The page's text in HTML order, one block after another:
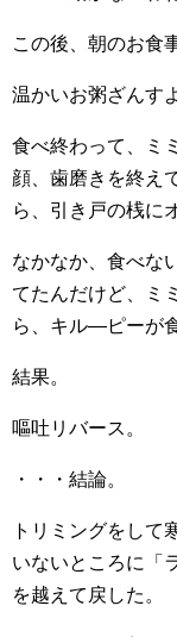
この後、朝のお食
温かいお粥ざんす
食べ終わって、ミ
顔、歯磨きを終え
ら、引き戸の桟に
なかなか、食べな
てたんだけど、ミ
ら、キル―ピーが
結果。
嘔吐リバース。
・・・結論。
トリミングをして
いないところに「
を越えて戻した。